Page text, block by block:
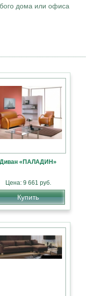
дома или офиса
Диван «ПАЛАДИН»
Цена: 9 661 руб.
Купить